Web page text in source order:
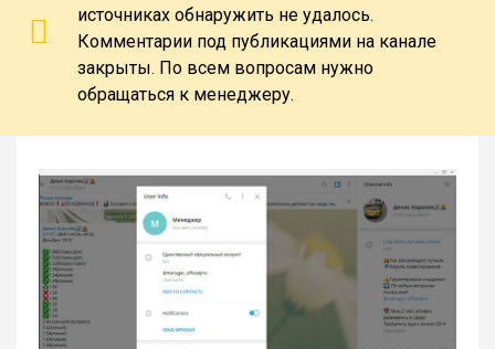
источниках обнаружить не удалось.
Комментарии под публикациями на канале
закрыты. По всем вопросам нужно
обращаться к менеджеру.